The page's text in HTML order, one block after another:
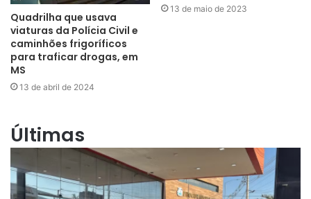
Quadrilha que usava
viaturas da Polícia Civil e
caminhões frigoríficos
para traficar drogas, em
MS
13 de abril de 2024
13 de maio de 2023
Últimas